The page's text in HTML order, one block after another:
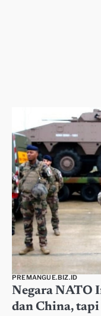
PREMANGUE.BIZ.ID
Negara NATO
dan China,